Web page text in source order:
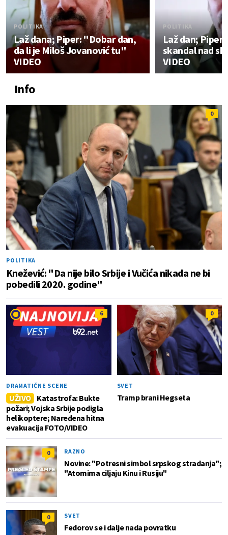
POLITIKA
Laž dana; Piper: "Dobar dan,
da li je Miloš Jovanović tu"
VIDEO
POLITIKA
Laž dan;
skandal nad
VIDEO
Info
0
POLITIKA
Knežević: "Da nije bilo Srbije i Vučića nikada ne bi
pobedili 2020. godine"
6
DRAMATIČNE SCENE
UŽIVO
Katastrofa: Bukte
požari; Vojska Srbije podigla
helikoptere; Naređena hitna
evakuacija FOTO/VIDEO
0
SVET
Tramp brani Hegseta
0 RAZNO
Novine: "Potresni simbol srpskog stradanja";
"Atomima ciljaju Kinu i Rusiju"
0 SVET
Fedorov se i dalje nada povratku